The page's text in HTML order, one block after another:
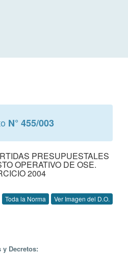
N° 455/003
PRESUPUESTALES
OPERATIVO DE OSE.
2004
Toda la Norma Ver Imagen del D.O.
y Decretos: